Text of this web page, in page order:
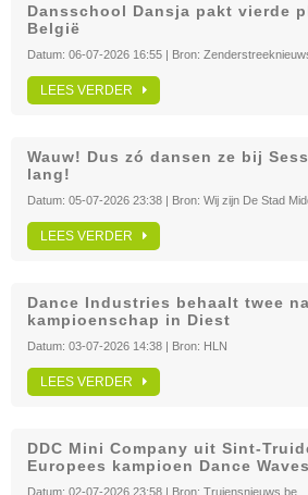
Dansschool Dansja pakt vierde
België
Datum: 06-07-2026 16:55 | Bron:
LEES VERDER
Wauw! Dus zó dansen ze bij
lang!
Datum: 05-07-2026 23:38 | Bron: Wij zijn De Stad
LEES VERDER
Dance Industries behaalt twee
kampioenschap in Diest
Datum: 03-07-2026 14:38 | Bron: HLN
LEES VERDER
DDC Mini Company uit Sint-
Europees kampioen Dance Waves
Datum: 02-07-2026 23:58 | Bron: Truiensnieuws.be